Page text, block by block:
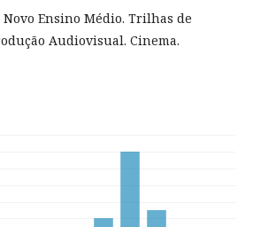
Novo Ensino Médio. Trilhas de
Audiovisual. Cinema.